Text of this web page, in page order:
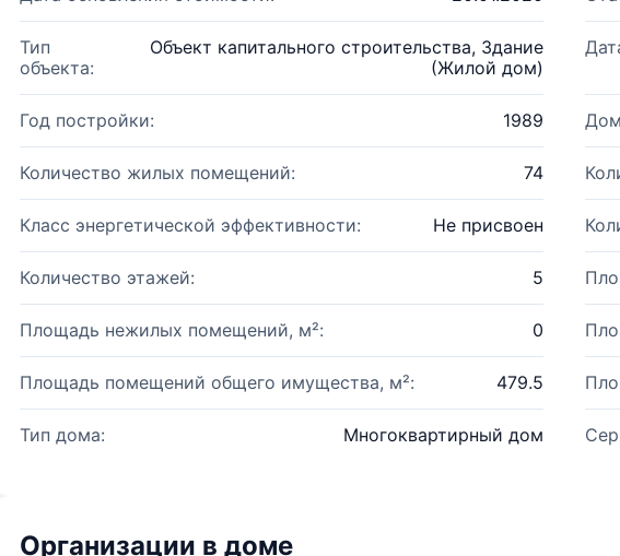
Тип
объекта:
Объект капитального строительства, Здание
(Жилой дом)
Год постройки: 1989
Количество жилых помещений: 74
Класс энергетической эффективности: Не присвоен
Количество этажей: 5
Площадь нежилых помещений, м²: 0
Площадь помещений общего имущества, м²: 479.5
Тип дома: Многоквартирный дом
Организации в доме